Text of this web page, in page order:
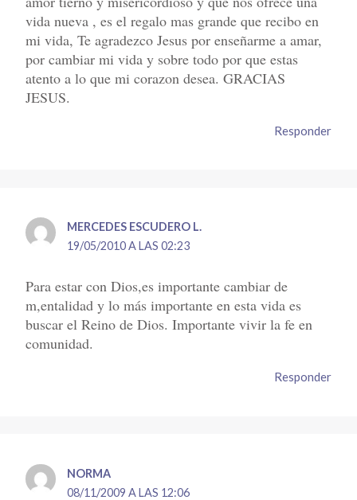
vida nueva , es el regalo mas grande que recibo en
mi vida, Te agradezco Jesus por enseñarme a amar,
por cambiar mi vida y sobre todo por que estas
atento a lo que mi corazon desea. GRACIAS
JESUS.
Responder
MERCEDES ESCUDERO L.
19/05/2010 A LAS 02:23
Para estar con Dios,es importante cambiar de
m,entalidad y lo más importante en esta vida es
buscar el Reino de Dios. Importante vivir la fe en
comunidad.
Responder
NORMA
08/11/2009 A LAS 12:06